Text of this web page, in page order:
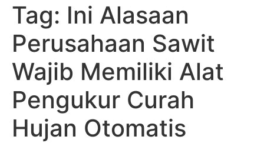
Tag: Ini Alasaan
Perusahaan Sawit
Wajib Memiliki Alat
Pengukur Curah
Hujan Otomatis